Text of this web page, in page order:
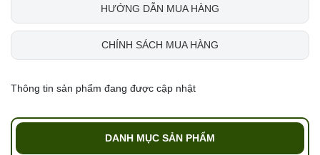
HƯỚNG DẪN MUA HÀNG
CHÍNH SÁCH MUA HÀNG
Thông tin sản phẩm đang được cập nhật
DANH MỤC SẢN PHẨM